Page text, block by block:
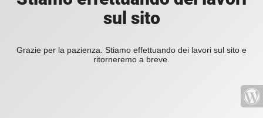
sul sito
Grazie per la pazienza. Stiamo effettuando dei lavori sul sito e
ritorneremo a breve.